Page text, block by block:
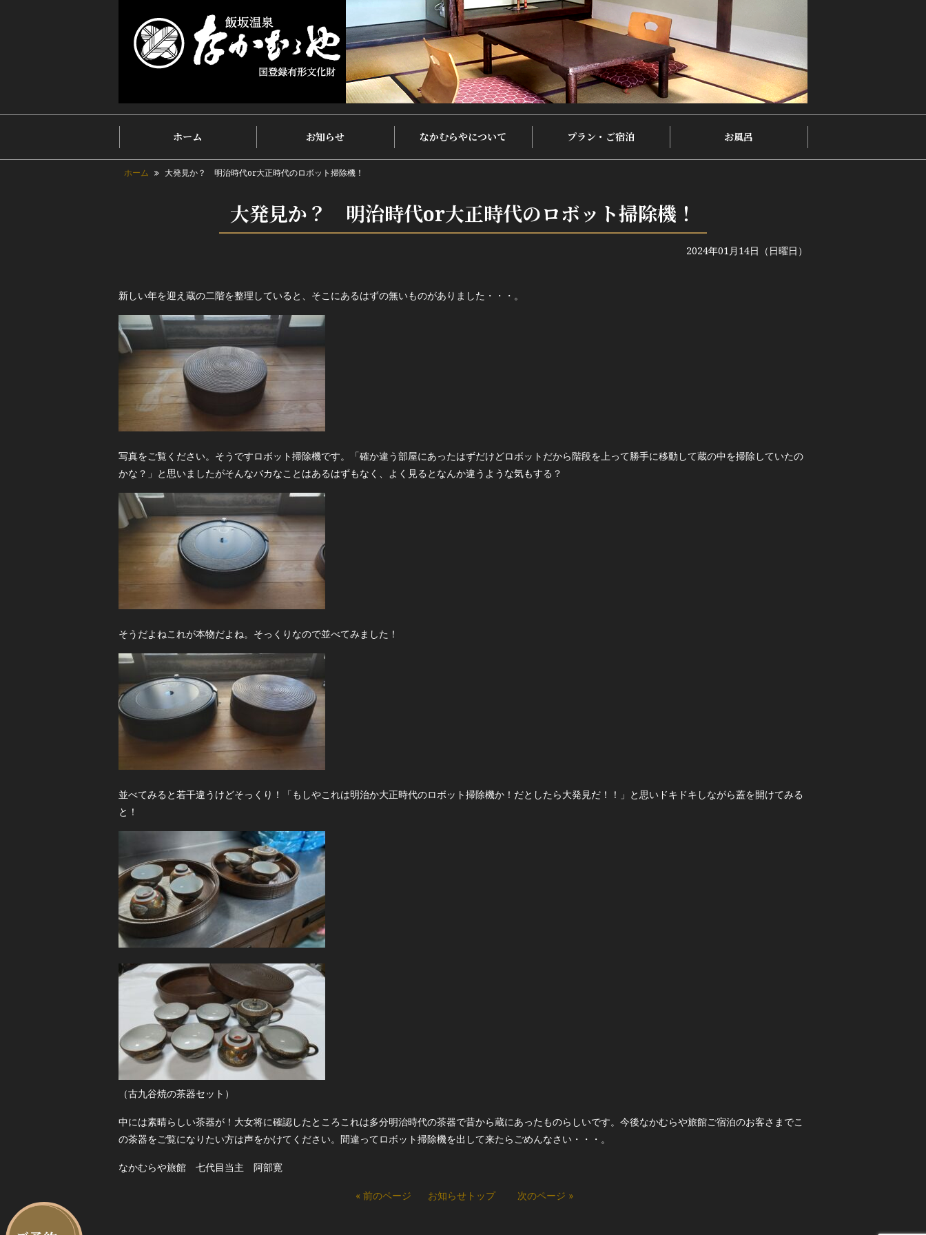
ホーム お知らせ なかむらやについて プラン・ご宿泊 お風呂
ホーム 大発見か？ 明治時代or大正時代のロボット掃除機！
大発見か？ 明治時代or大正時代のロボット掃除機！
2024年01月14日（日曜日）
新しい年を迎え蔵の二階を整理していると、そこにあるはずの無いものがありました・・・。
写真をご覧ください。そうですロボット掃除機です。「確か違う部屋にあったはずだけどロボットだから階段を上って勝手に移動して蔵の中を掃除していたの
かな？」と思いましたがそんなバカなことはあるはずもなく、よく見るとなんか違うような気もする？
そうだよねこれが本物だよね。そっくりなので並べてみました！
並べてみると若干違うけどそっくり！「もしやこれは明治か大正時代のロボット掃除機か！だとしたら大発見だ！！」と思いドキドキしながら蓋を開けてみる
と！
（古九谷焼の茶器セット）
中には素晴らしい茶器が！大女将に確認したところこれは多分明治時代の茶器で昔から蔵にあったものらしいです。今後なかむらや旅館ご宿泊のお客さまでこ
の茶器をご覧になりたい方は声をかけてください。間違ってロボット掃除機を出して来たらごめんなさい・・・。
なかむらや旅館 七代目当主 阿部寛
« 前のページ お知らせトップ 次のページ »